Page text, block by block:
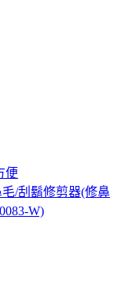
便
/刮鬍修剪器(修鼻
W)